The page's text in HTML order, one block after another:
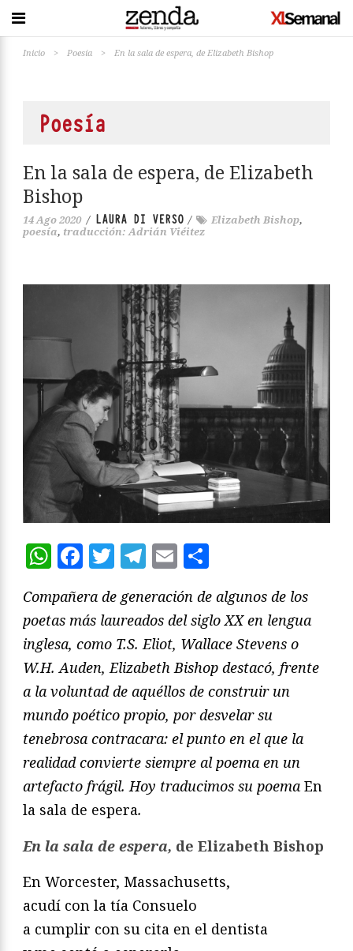
Inicio > Poesía > En la sala de espera, de Elizabeth Bishop
Poesía
En la sala de espera, de Elizabeth
Bishop
14 Ago 2020 / LAURA DI VERSO / Elizabeth Bishop,
poesía, traducción: Adrián Viéitez
WhatsApp
Facebook
Twitter
Telegram
Email
Compañera de generación de algunos de los
poetas más laureados del siglo XX en lengua
inglesa, como T.S. Eliot, Wallace Stevens o
W.H. Auden, Elizabeth Bishop destacó, frente
a la voluntad de aquéllos de construir un
mundo poético propio, por desvelar su
tenebrosa contracara: el punto en el que la
realidad convierte siempre al poema en un
artefacto frágil. Hoy traducimos su poema En
la sala de espera.
En la sala de espera, de Elizabeth Bishop
En Worcester, Massachusetts,
acudí con la tía Consuelo
a cumplir con su cita en el dentista